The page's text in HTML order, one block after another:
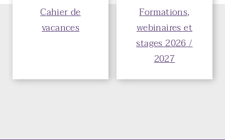
Cahier de
vacances
Formations,
webinaires et
stages 2026 /
2027